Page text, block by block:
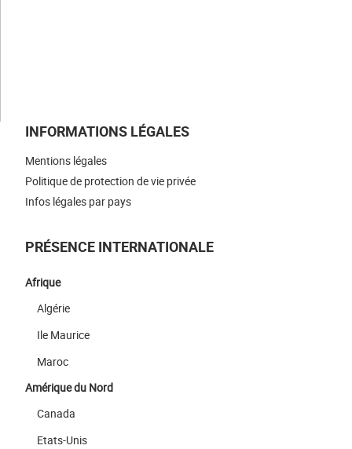
INFORMATIONS LÉGALES
Mentions légales
Politique de protection de vie privée
Infos légales par pays
PRÉSENCE INTERNATIONALE
Afrique
Algérie
Ile Maurice
Maroc
Amérique du Nord
Canada
Etats-Unis